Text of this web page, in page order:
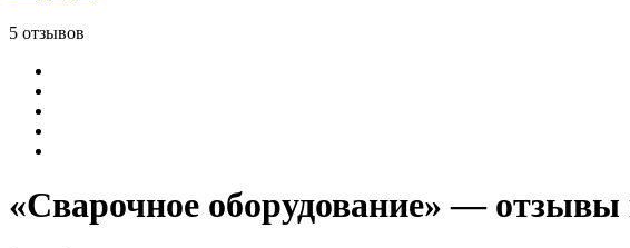
5 отзывов
«Сварочное оборудование» — отзывы